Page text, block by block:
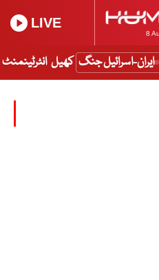
8
LIVE
ایران-اسرائیل جنگ کھیل انٹرٹینمنٹ